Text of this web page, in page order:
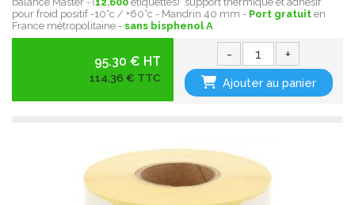
pour froid positif -10°c / +60°c - Mandrin 40 mm - Port gratuit en
France métropolitaine - sans bisphenol A
95.30 € HT
114,36 € TTC
- +
Ajouter au panier